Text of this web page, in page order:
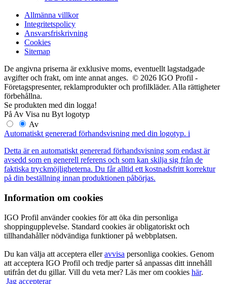
Allmänna villkor
Integritetspolicy
Ansvarsfriskrivning
Cookies
Sitemap
De angivna priserna är exklusive moms, eventuellt lagstadgade
avgifter och frakt, om inte annat anges. © 2026 IGO Profil -
Företagspresenter, reklamprodukter och profilkläder. Alla rättigheter
förbehållna.
Se produkten med din logga!
På Av Visa nu Byt logotyp
Av
Automatiskt genererad förhandsvisning med din logotyp. i
Detta är en automatiskt genererad förhandsvisning som endast är
avsedd som en generell referens och som kan skilja sig från de
faktiska tryckmöjligheterna. Du får alltid ett kostnadsfritt korrektur
på din beställning innan produktionen påbörjas.
Information om cookies
IGO Profil använder cookies för att öka din personliga
shoppingupplevelse. Standard cookies är obligatoriskt och
tillhandahåller nödvändiga funktioner på webbplatsen.
Du kan välja att acceptera elleravvisa personliga cookies. Genom
att acceptera IGO Profil och tredje parter så anpassas ditt innehåll
utifrån det du gillar. Vill du veta mer? Läs mer om cookies här.
Jag accepterar